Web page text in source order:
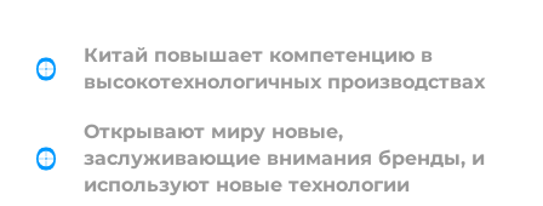
Китай повышает компетенцию в
высокотехнологичных производствах
Открывают миру новые,
заслуживающие внимания бренды, и
используют новые технологии